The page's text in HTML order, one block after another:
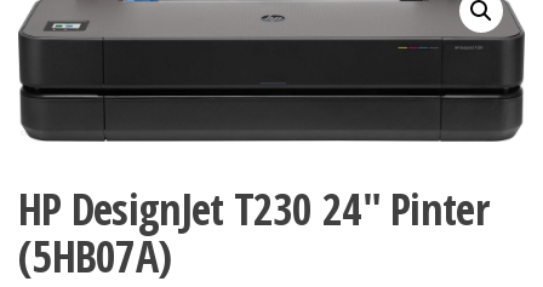
HP DesignJet T230 24″ Pinter
(5HB07A)